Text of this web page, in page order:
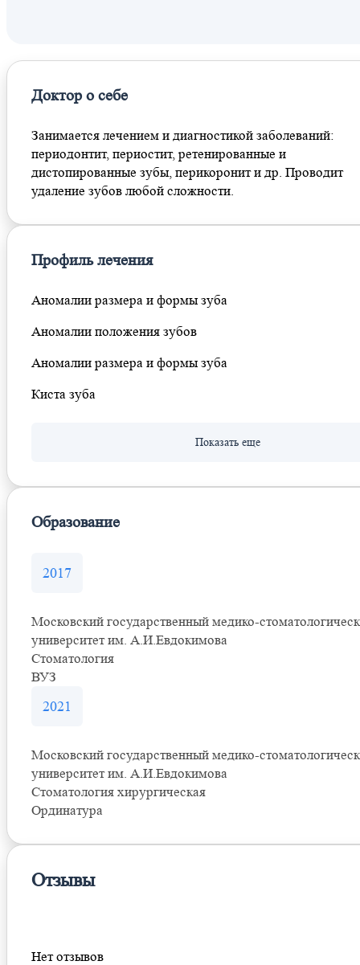
Чеховская
Савеловская
Рижская
Ермакова Роща
Доктор о себе
Занимается лечением и диагностикой заболеваний:
периодонтит, периостит, ретенированные и
дистопированные зубы, перикоронит и др. Проводит
удаление зубов любой сложности.
Профиль лечения
Аномалии размера и формы зуба
Аномалии положения зубов
Аномалии размера и формы зуба
Киста зуба
Образование
2017
Московский государственный медико-
университет им. А.И.Евдокимова
Стоматология
ВУЗ
2021
Московский государственный медико-
университет им. А.И.Евдокимова
Стоматология хирургическая
Ординатура
Отзывы
Нет отзывов